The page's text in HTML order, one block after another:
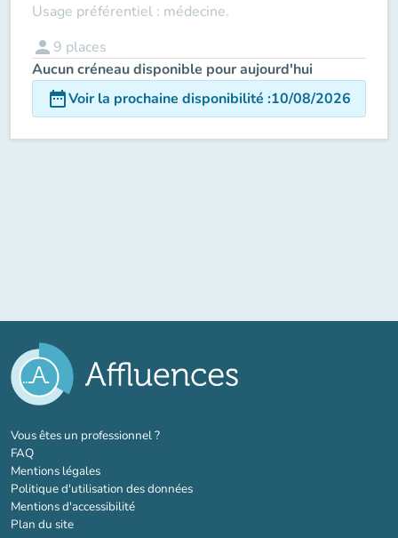
Usage préférentiel : médecine.
person 9 places
Aucun créneau disponible pour aujourd'hui
date_rangeVoir la prochaine disponibilité :10/08/2026
Vous êtes un professionnel ?(nouvel onglet)
FAQ
Mentions légales
Politique d'utilisation des données
Mentions d'accessibilité
Plan du site